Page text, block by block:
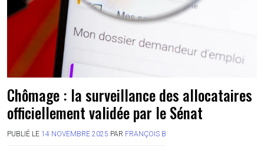
Chômage : la surveillance des allocataires
officiellement validée par le Sénat
PUBLIÉ LE 14 NOVEMBRE 2025 PAR FRANÇOIS B